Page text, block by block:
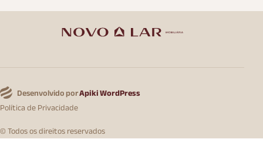
Desenvolvido porApiki WordPress
Política de Privacidade
© Todos os direitos reservados